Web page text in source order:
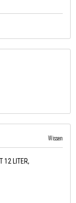
Wissen
12 LITER,